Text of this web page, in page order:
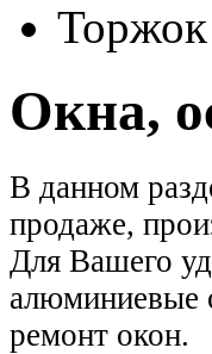
Торжок
Окна,
В данном
продаже,
Для Вашего
алюминиевые
ремонт окон.